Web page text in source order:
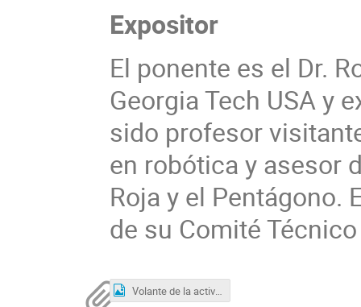
Expositor
El ponente es el Dr.
Georgia Tech USA y
sido profesor
en robótica y asesor
Roja y el Pentágono.
de su Comité
Volante de la actividad.jpeg